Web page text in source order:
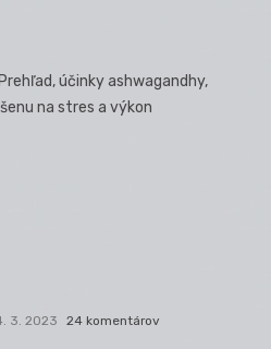
účinky ashwagandhy,
na stres a výkon
3. 2023 24 komentárov